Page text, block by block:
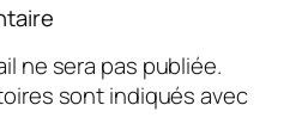
ne sera pas publiée.
sont indiqués avec